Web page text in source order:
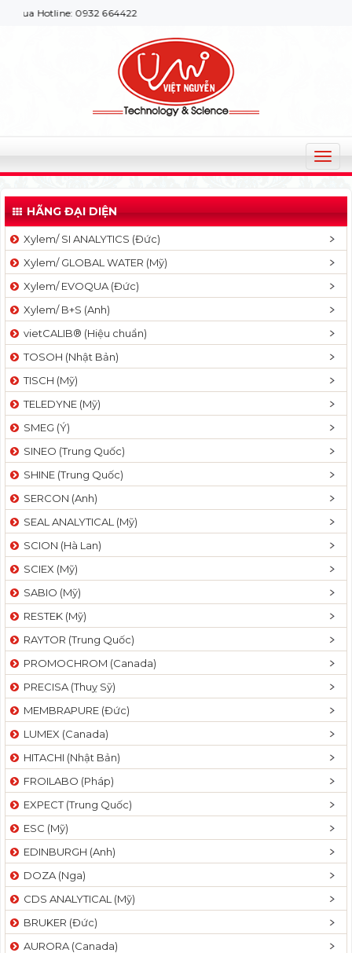
0932 664422
T
o
g
l
v
a
t
n
HÃNG ĐẠI DIỆN
Xylem/ SI ANALYTICS (Đức)
Xylem/ GLOBAL WATER (Mỹ)
Xylem/ EVOQUA (Đức)
Xylem/ B+S (Anh)
vietCALIB® (Hiệu chuẩn)
TOSOH (Nhật Bản)
TISCH (Mỹ)
TELEDYNE (Mỹ)
SMEG (Ý)
SINEO (Trung Quốc)
SHINE (Trung Quốc)
SERCON (Anh)
SEAL ANALYTICAL (Mỹ)
SCION (Hà Lan)
SCIEX (Mỹ)
SABIO (Mỹ)
RESTEK (Mỹ)
RAYTOR (Trung Quốc)
PROMOCHROM (Canada)
PRECISA (Thuỵ Sỹ)
MEMBRAPURE (Đức)
LUMEX (Canada)
HITACHI (Nhật Bản)
FROILABO (Pháp)
EXPECT (Trung Quốc)
ESC (Mỹ)
EDINBURGH (Anh)
DOZA (Nga)
CDS ANALYTICAL (Mỹ)
BRUKER (Đức)
AURORA (Canada)